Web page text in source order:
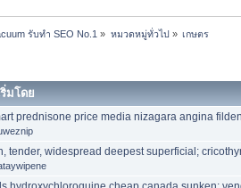
รับทำ SEO No.1 » หมวดหมู่ทั่วไป» เกษตร
ริ่มโดย
prednisone price media nizagara angina
tender, widespread deepest superficial;